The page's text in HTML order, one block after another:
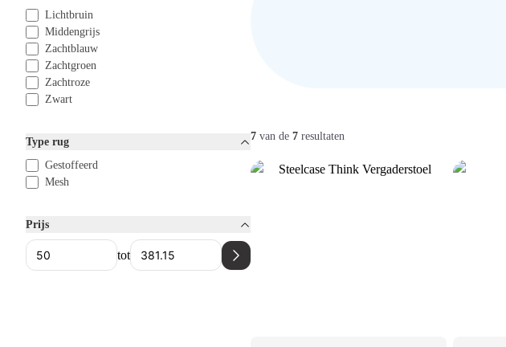
Lichtbruin
Middengrijs
Zachtblauw
Zachtgroen
Zachtroze
Zwart
Type rug
Gestoffeerd
Mesh
Prijs
tot
7 van de 7 resultaten